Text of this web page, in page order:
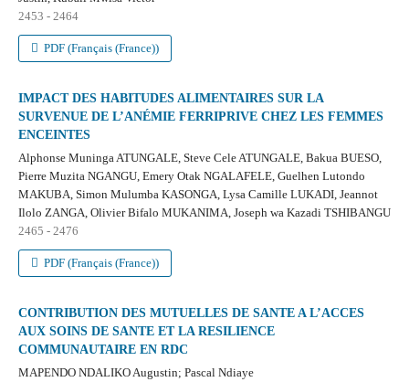
2453 - 2464
PDF (Français (France))
IMPACT DES HABITUDES ALIMENTAIRES SUR LA
SURVENUE DE L’ANÉMIE FERRIPRIVE CHEZ LES FEMMES
ENCEINTES
Alphonse Muninga ATUNGALE, Steve Cele ATUNGALE, Bakua BUESO,
Pierre Muzita NGANGU, Emery Otak NGALAFELE, Guelhen Lutondo
MAKUBA, Simon Mulumba KASONGA, Lysa Camille LUKADI, Jeannot
Ilolo ZANGA, Olivier Bifalo MUKANIMA, Joseph wa Kazadi TSHIBANGU
2465 - 2476
PDF (Français (France))
CONTRIBUTION DES MUTUELLES DE SANTE A L’ACCES
AUX SOINS DE SANTE ET LA RESILIENCE
COMMUNAUTAIRE EN RDC
MAPENDO NDALIKO Augustin; Pascal Ndiaye